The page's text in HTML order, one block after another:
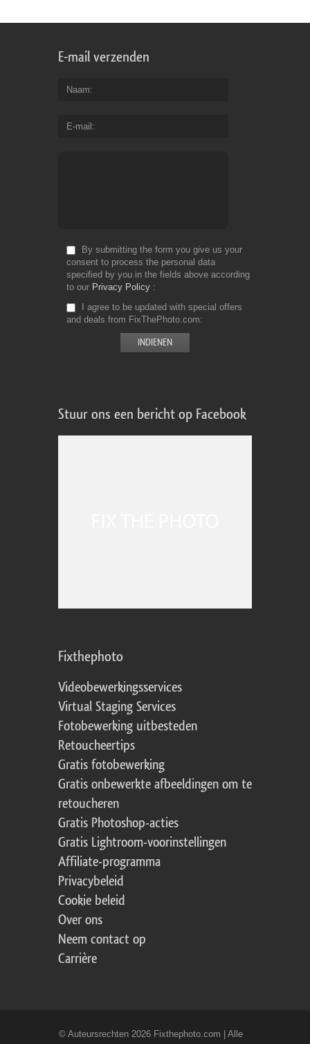
E-mail verzenden
Naam
E-mail
By submitting the form you give us your
consent to process the personal data
specified by you in the fields above according
to our Privacy Policy
I agree to be updated with special offers
and deals from FixThePhoto.com
Stuur ons een bericht op Facebook
Fixthephoto
Videobewerkingsservices
Virtual Staging Services
Fotobewerking uitbesteden
Retoucheertips
Gratis fotobewerking
Gratis onbewerkte afbeeldingen om te
retoucheren
Gratis Photoshop-acties
Gratis Lightroom-voorinstellingen
Affiliate-programma
Privacybeleid
Cookie beleid
Over ons
Neem contact op
Carrière
© Auteursrechten 2026 Fixthephoto.com | Alle